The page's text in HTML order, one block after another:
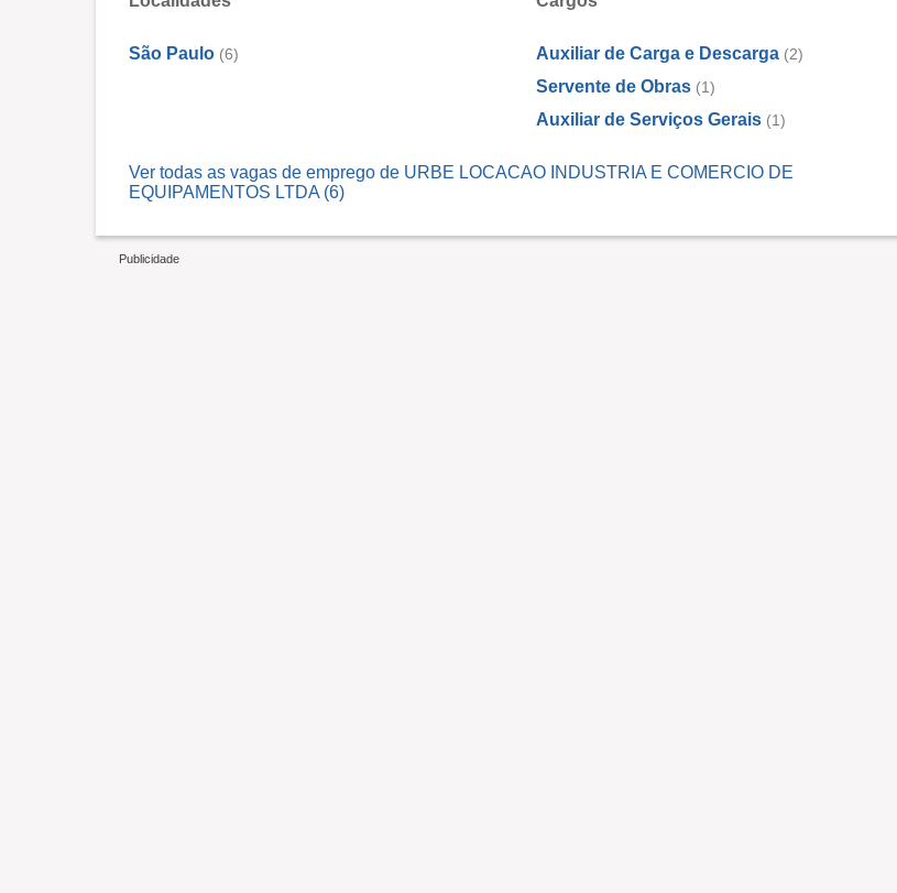
São Paulo (6) Auxiliar de Carga e Descarga (2)
Servente de Obras (1)
Auxiliar de Serviços Gerais (1)
Ver todas as vagas de emprego de URBE LOCACAO INDUSTRIA E COMERCIO DE
EQUIPAMENTOS LTDA (6)